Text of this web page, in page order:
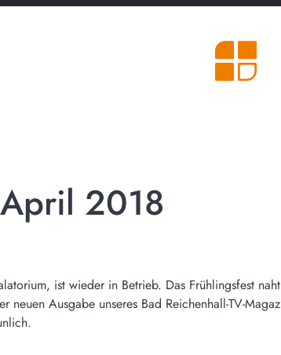
2018
ist wieder in Betrieb. Das Frühlingsfest
Ausgabe unseres Bad Reichenhall-TV-